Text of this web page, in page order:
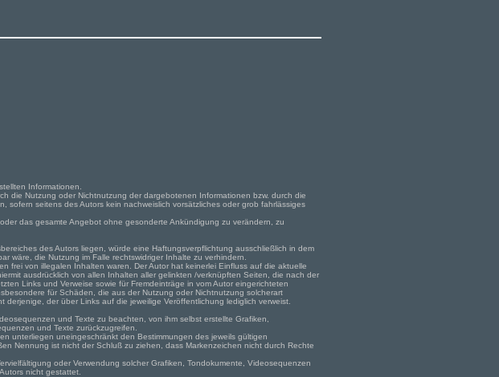
Informationen.
die Nutzung oder Nichtnutzung der dargebotenen Informationen bzw. durch die
seitens des Autors kein nachweislich vorsätzliches oder grob fahrlässiges
das gesamte Angebot ohne gesonderte Ankündigung zu verändern, zu
des Autors liegen, würde eine Haftungsverpflichtung ausschließlich in dem
wäre, die Nutzung im Falle rechtswidriger Inhalte zu verhindern.
frei von illegalen Inhalten waren. Der Autor hat keinerlei Einfluss auf die aktuelle
ausdrücklich von allen Inhalten aller gelinkten /verknüpften Seiten, die nach der
Links und Verweise sowie für Fremdeinträge in vom Autor eingerichteten
für Schäden, die aus der Nutzung oder Nichtnutzung solcherart
der über Links auf die jeweilige Veröffentlichung lediglich verweist.
und Texte zu beachten, von ihm selbst erstellte Grafiken,
und Texte zurückzugreifen.
unterliegen uneingeschränkt den Bestimmungen des jeweils gültigen
Nennung ist nicht der Schluß zu ziehen, dass Markenzeichen nicht durch Rechte
oder Verwendung solcher Grafiken, Tondokumente, Videosequenzen
nicht gestattet.